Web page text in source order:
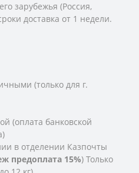
зарубежья (Россия,
доставка от 1 недели.
(только для г.
(оплата банковской
в отделении Казпочты
предоплата 15%) Только